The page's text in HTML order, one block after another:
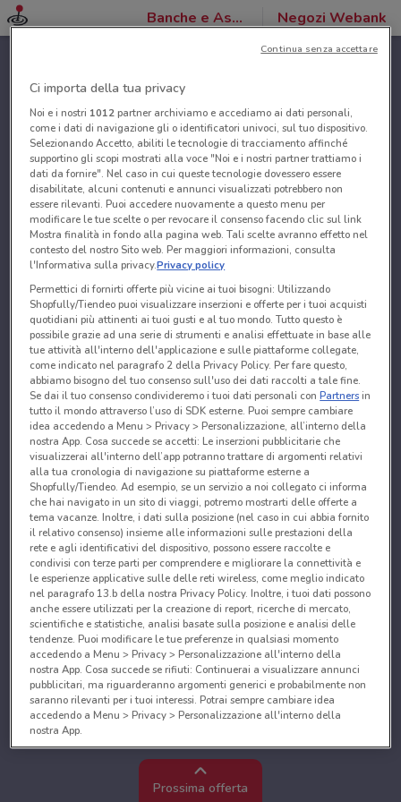
Banche e Assicurazioni Negozi Webank
Prossima offerta
Ci importa della tua privacy
Noi e i nostri 1012partner archiviamo e accediamo ai dati personali,
come i dati di navigazione gli o identificatori univoci, sul tuo dispositivo.
Selezionando Accetto, abiliti le tecnologie di tracciamento affinché
supportino gli scopi mostrati alla voce "Noi e i nostri partner trattiamo i
dati da fornire". Nel caso in cui queste tecnologie dovessero essere
disabilitate, alcuni contenuti e annunci visualizzati potrebbero non
essere rilevanti. Puoi accedere nuovamente a questo menu per
modificare le tue scelte o per revocare il consenso facendo clic sul link
Mostra finalità in fondo alla pagina web. Tali scelte avranno effetto nel
contesto del nostro Sito web. Per maggiori informazioni, consulta
l'Informativa sulla privacy.Privacy policy
Permettici di fornirti offerte più vicine ai tuoi bisogni: Utilizzando
Shopfully/Tiendeo puoi visualizzare inserzioni e offerte per i tuoi acquisti
quotidiani più attinenti ai tuoi gusti e al tuo mondo. Tutto questo è
possibile grazie ad una serie di strumenti e analisi effettuate in base alle
tue attività all'interno dell'applicazione e sulle piattaforme collegate,
come indicato nel paragrafo 2 della Privacy Policy. Per fare questo,
abbiamo bisogno del tuo consenso sull'uso dei dati raccolti a tale fine.
Se dai il tuo consenso condivideremo i tuoi dati personali conPartnersin
tutto il mondo attraverso l’uso di SDK esterne. Puoi sempre cambiare
idea accedendo a Menu > Privacy > Personalizzazione, all’interno della
nostra App. Cosa succede se accetti: Le inserzioni pubblicitarie che
visualizzerai all'interno dell’app potranno trattare di argomenti relativi
alla tua cronologia di navigazione su piattaforme esterne a
Shopfully/Tiendeo. Ad esempio, se un servizio a noi collegato ci informa
che hai navigato in un sito di viaggi, potremo mostrarti delle offerte a
tema vacanze. Inoltre, i dati sulla posizione (nel caso in cui abbia fornito
il relativo consenso) insieme alle informazioni sulle prestazioni della
rete e agli identificativi del dispositivo, possono essere raccolte e
condivisi con terze parti per comprendere e migliorare la connettività e
le esperienze applicative sulle delle reti wireless, come meglio indicato
nel paragrafo 13.b della nostra Privacy Policy. Inoltre, i tuoi dati possono
anche essere utilizzati per la creazione di report, ricerche di mercato,
scientifiche e statistiche, analisi basate sulla posizione e analisi delle
tendenze. Puoi modificare le tue preferenze in qualsiasi momento
accedendo a Menu > Privacy > Personalizzazione all'interno della
nostra App. Cosa succede se rifiuti: Continuerai a visualizzare annunci
pubblicitari, ma riguarderanno argomenti generici e probabilmente non
saranno rilevanti per i tuoi interessi. Potrai sempre cambiare idea
accedendo a Menu > Privacy > Personalizzazione all'interno della
nostra App.
Noi e i nostri partner trattiamo i dati per fornire:
Utilizzare dati di geolocalizzazione precisi. Scansione attiva delle
caratteristiche del dispositivo ai fini dell’identificazione. Archiviare
Continua senza accettare